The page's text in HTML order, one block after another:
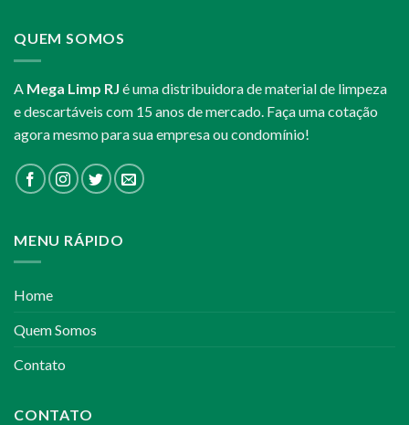
QUEM SOMOS
A Mega Limp RJ é uma distribuidora de material de limpeza
e descartáveis com 15 anos de mercado. Faça uma cotação
agora mesmo para sua empresa ou condomínio!
MENU RÁPIDO
Home
Quem Somos
Contato
CONTATO